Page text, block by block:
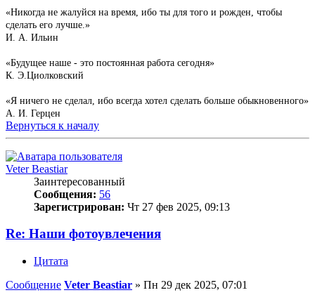
«Никогда не жалуйся на время, ибо ты для того и рожден, чтобы
сделать его лучше.»
И. А. Ильин
«Будущее наше - это постоянная работа сегодня»
К. Э.Циолковский
«Я ничего не сделал, ибо всегда хотел сделать больше обыкновенного»
А. И. Герцен
Вернуться к началу
Veter Beastiar
Заинтересованный
Сообщения: 56
Зарегистрирован: Чт 27 фев 2025, 09:13
Re: Наши фотоувлечения
Цитата
Сообщение Veter Beastiar » Пн 29 дек 2025, 07:01